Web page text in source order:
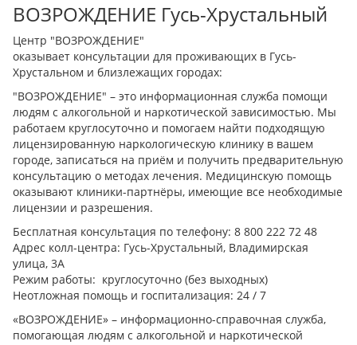
ВОЗРОЖДЕНИЕ Гусь-Хрустальный
Центр "ВОЗРОЖДЕНИЕ"
оказывает консультации для проживающих в Гусь-
Хрустальном и близлежащих городах:
"ВОЗРОЖДЕНИЕ" – это информационная служба помощи
людям с алкогольной и наркотической зависимостью. Мы
работаем круглосуточно и помогаем найти подходящую
лицензированную наркологическую клинику в вашем
городе, записаться на приём и получить предварительную
консультацию о методах лечения. Медицинскую помощь
оказывают клиники-партнёры, имеющие все необходимые
лицензии и разрешения.
Бесплатная консультация по телефону: 8 800 222 72 48
Адрес колл-центра: Гусь-Хрустальный, Владимирская
улица, 3А
Режим работы: круглосуточно (без выходных)
Неотложная помощь и госпитализация: 24 / 7
«ВОЗРОЖДЕНИЕ» – информационно-справочная служба,
помогающая людям с алкогольной и наркотической